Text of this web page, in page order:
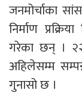
जनमोर्चाका
निर्माण
गरेका छन् । २२
अहिलेसम्म
गुनासो छ ।